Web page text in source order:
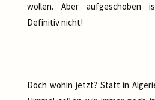
wollen. Aber aufgeschoben
Definitiv nicht!
Doch wohin jetzt? Statt in